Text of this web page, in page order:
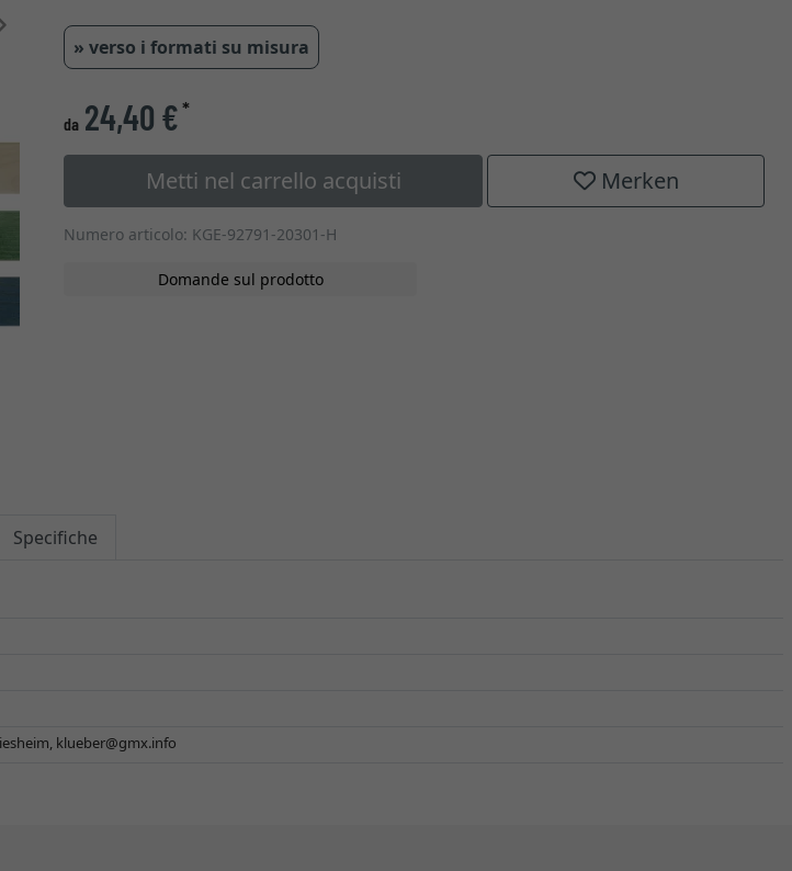
» verso i formati su misura
da 24,40 €*
Metti nel carrello acquisti Merken
Numero articolo: KGE-92791-20301-H
Domande sul prodotto
Specifiche
klueber@gmx.info